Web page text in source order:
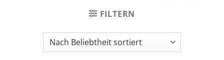
FILTERN